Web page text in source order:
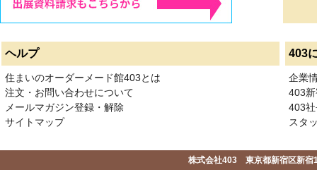
ヘルプ 403
住まいのオーダーメード館403とは
注文・お問い合わせについて
メールマガジン登録・解除
サイトマップ
企業
403
403
スタ
株式会社403 東京都新宿区新